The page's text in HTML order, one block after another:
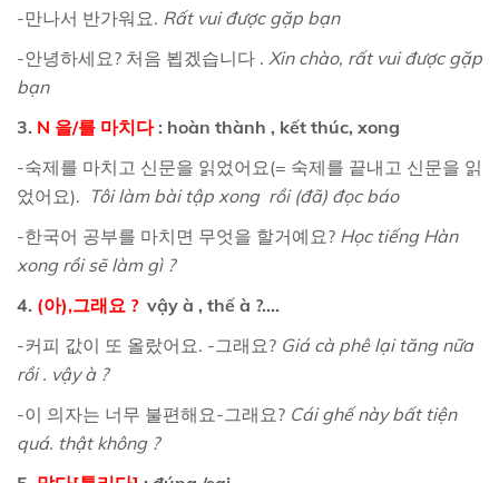
-만나서 반가워요. Rất vui được gặp bạn
-안녕하세요? 처음 뵙겠습니다 . Xin chào, rất vui được gặp
bạn
3. N 을/를 마치다: hoàn thành , kết thúc, xong
-숙제를 마치고 신문을 읽었어요(= 숙제를 끝내고 신문을 읽
었어요). Tôi làm bài tập xong rồi (đã) đọc báo
-한국어 공부를 마치면 무엇을 할거예요? Học tiếng Hàn
xong rồi sẽ làm gì ?
4. (아),그래요 ?vậy à , thế à ?....
-커피 값이 또 올랐어요. -그래요? Giá cà phê lại tăng nữa
rồi . vậy à ?
-이 의자는 너무 불편해요-그래요? Cái ghế này bất tiện
quá. thật không ?